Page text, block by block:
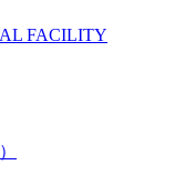
FACILITY